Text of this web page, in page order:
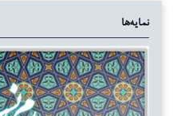
نمایه‌ها